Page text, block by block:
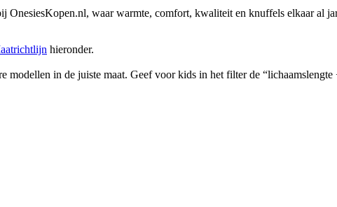
waar warmte, comfort, kwaliteit en knuffels elkaar al
hieronder.
modellen in de juiste maat. Geef voor kids in het filter de “lichaamslengte